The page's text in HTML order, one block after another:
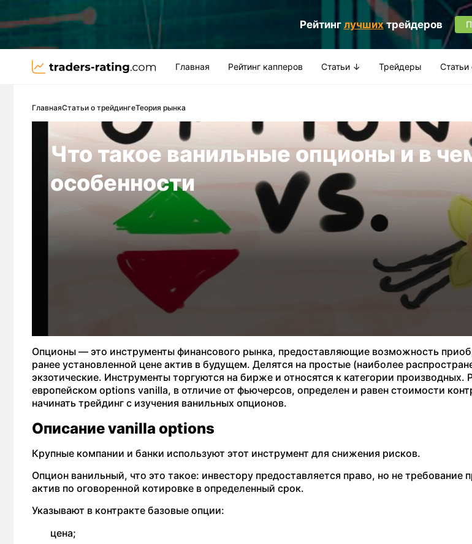
Рейтинг лучшихтрейдеров
Главная Рейтинг капперов Статьи ↓ Трейдеры Статьи
ГлавнаяСтатьи о трейдингеТеория рынка
Что такое ванильные опционы и в
особенности
Опционы — это инструменты финансового рынка, предоставляющие возможность
ранее установленной цене актив в будущем. Делятся на простые (наиболее
экзотические. Инструменты торгуются на бирже и относятся к категории производных.
европейском options vanilla, в отличие от фьючерсов, определен и равен стоимости
начинать трейдинг с изучения ванильных опционов.
Описание vanilla options
Крупные компании и банки используют этот инструмент для снижения рисков.
Опцион ванильный, что это такое: инвестору предоставляется право, но не требование
актив по оговоренной котировке в определенный срок.
Указывают в контракте базовые опции:
цена;